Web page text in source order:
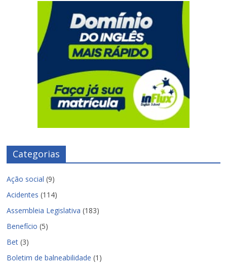
Categorias
Ação social (9)
Acidentes (114)
Assembleia Legislativa (183)
Benefício (5)
Bet (3)
Boletim de balneabilidade (1)